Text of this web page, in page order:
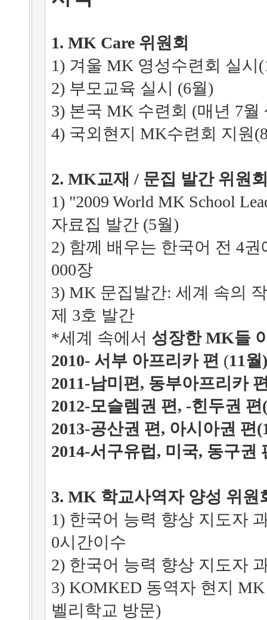
1. MK Care 위원회
1) 겨울 MK 영성수련회 실시
2) 부모교육 실시 (6월)
3) 본국 MK 수련회 (매년 7월
4) 국외현지 MK수련회 지원
2. MK교재 / 문집 발간 위원
1) "2009 World MK School
자료집 발간 (5월)
2) 함께 배우는 한국어 전 4
000장
3) MK 문집발간: 세계 속의
제 3호 발간
*세계 속에서 성장한 MK들
2010- 서부 아프리카 편 (11월)
2011-남미편, 동부아프리카
2012-모슬렘권 편, -힌두권 편
2013-공산권 편, 아시아권 편
2014-서구유럽, 미국, 동구권
3. MK 학교사역자 양성 위원
1) 한국어 능력 향상 지도자
0시간이수
2) 한국어 능력 향상 지도자
3) KOMKED 동역자 현지
벨리학교 방문)